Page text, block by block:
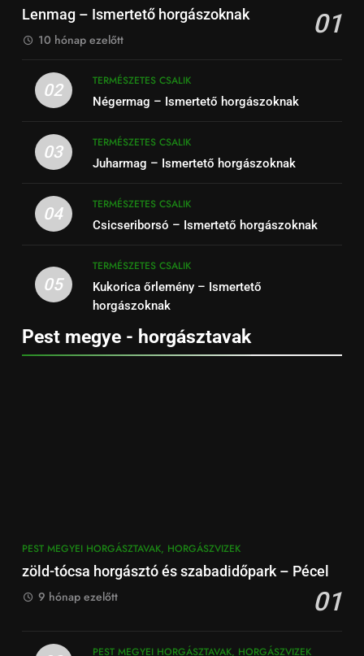
Lenmag – Ismertető horgászoknak 01
10 hónap ezelőtt
02
TERMÉSZETES CSALIK
Négermag – Ismertető horgászoknak
03
TERMÉSZETES CSALIK
Juharmag – Ismertető horgászoknak
04
TERMÉSZETES CSALIK
Csicseriborsó – Ismertető horgászoknak
05
TERMÉSZETES CSALIK
Kukorica őrlemény – Ismertető
horgászoknak
Pest megye - horgásztavak
PEST MEGYEI HORGÁSZTAVAK, HORGÁSZVIZEK
zöld-tócsa horgásztó és szabadidőpark – Pécel
01
9 hónap ezelőtt
PEST MEGYEI HORGÁSZTAVAK, HORGÁSZVIZEK